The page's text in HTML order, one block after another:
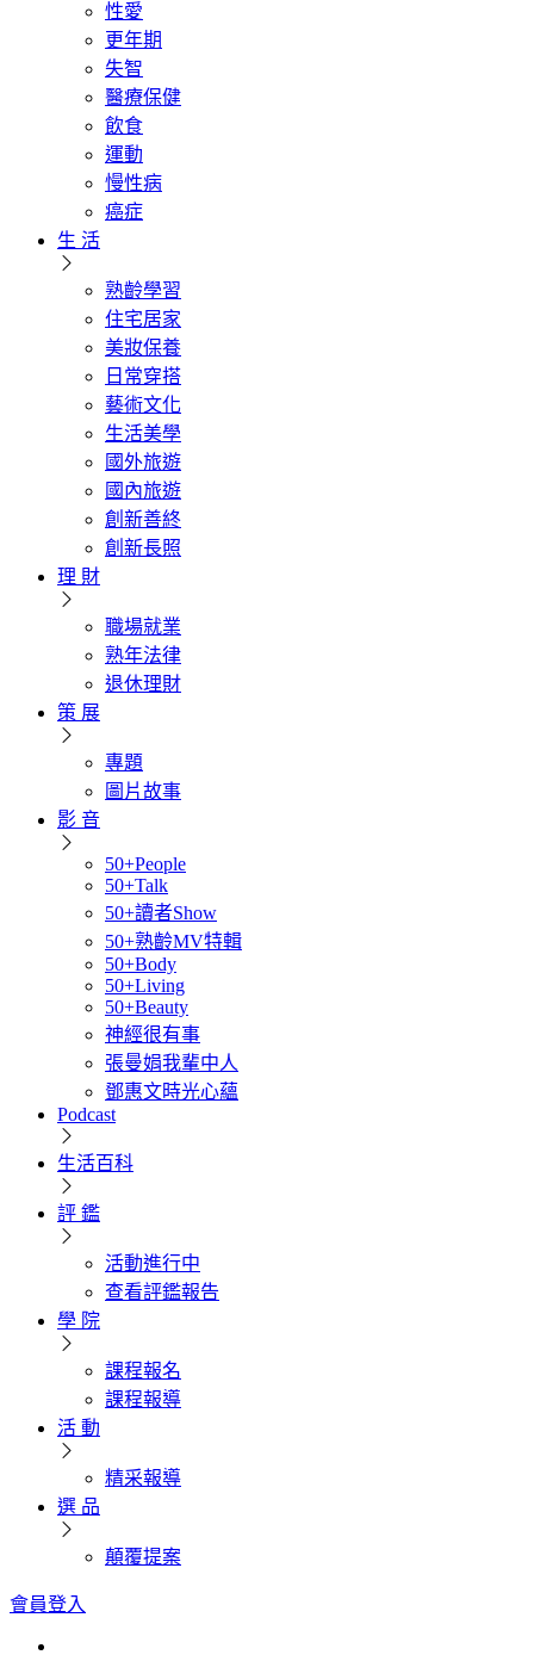
性愛
更年期
失智
醫療保健
飲食
運動
慢性病
癌症
生 活
熟齡學習
住宅居家
美妝保養
日常穿搭
藝術文化
生活美學
國外旅遊
國內旅遊
創新善終
創新長照
理 財
職場就業
熟年法律
退休理財
策 展
專題
圖片故事
影 音
50+People
50+Talk
50+讀者Show
50+熟齡MV特輯
50+Body
50+Living
50+Beauty
神經很有事
張曼娟我輩中人
鄧惠文時光心蘊
Podcast
生活百科
評 鑑
活動進行中
查看評鑑報告
學 院
課程報名
課程報導
活 動
精采報導
選 品
顛覆提案
會員登入